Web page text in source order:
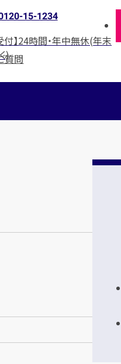
15-1234
付】24時間・年中無休(年末
)
質問